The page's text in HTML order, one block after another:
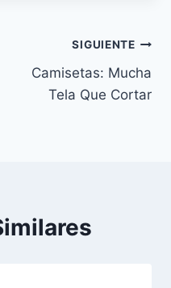
SIGUIENTE
Camisetas: Mucha
Tela Que Cortar